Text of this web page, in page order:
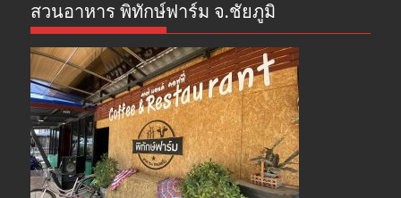
สวนอาหาร พิทักษ์ฟาร์ม จ.ชัยภูมิ